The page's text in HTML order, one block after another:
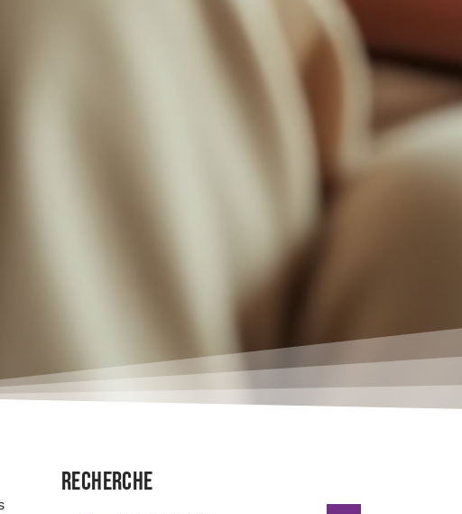
Recherche